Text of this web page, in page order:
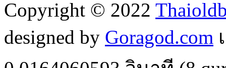
Copyright © 2022
designed by Goragod.com